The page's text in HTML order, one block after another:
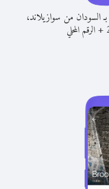
السودان من سوازيلاند،
+الرقم المحلي